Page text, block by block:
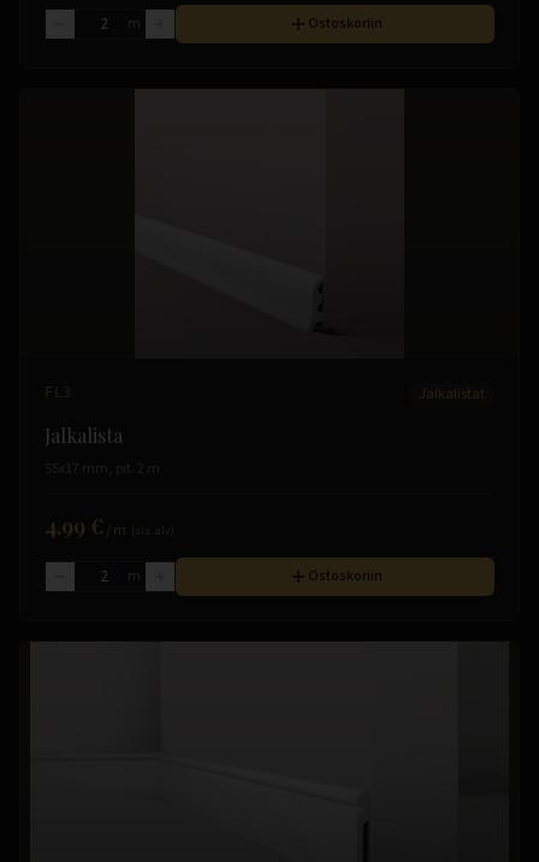
m Ostoskoriin
FL3 Jalkalistat
Jalkalista
55x17 mm, pit. 2 m
4.99 € /m
m Ostoskoriin